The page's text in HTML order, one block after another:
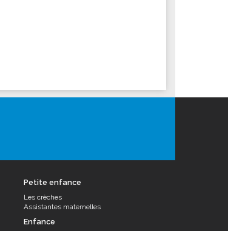
Petite enfance
Les crèches
Assistantes maternelles
Enfance